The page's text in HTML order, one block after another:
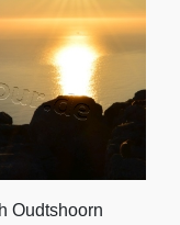
Oudtshoorn